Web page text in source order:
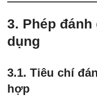
3. Phép
dụng
3.1. Tiêu chí
hợp